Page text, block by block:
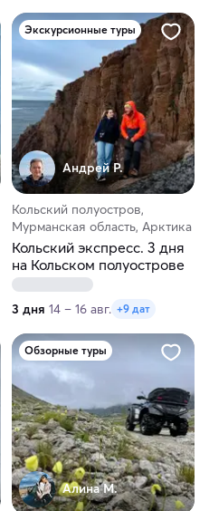
Экскурсионные туры
Андрей Р.
Кольский полуостров,
Мурманская область, Арктика
Кольский экспресс. 3 дня
на Кольском полуострове
3 дня 14 – 16 авг. +9 дат
Обзорные туры
Алина М.